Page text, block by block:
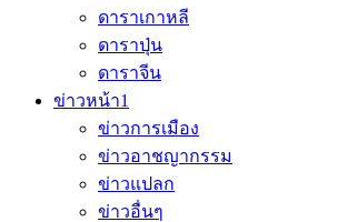
ดาราเกาหลี
ดาราปุ่น
ดาราจีน
ข่าวหน้า1
ข่าวการเมือง
ข่าวอาชญากรรม
ข่าวแปลก
ข่าวอื่นๆ